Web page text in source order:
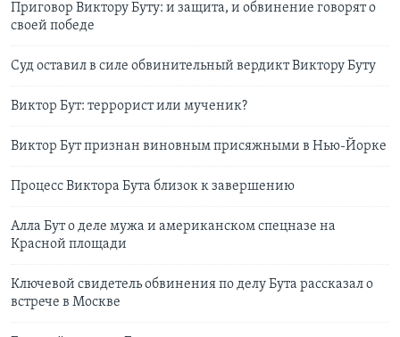
Приговор Виктору Буту: и защита, и обвинение говорят о
своей победе
Суд оставил в силе обвинительный вердикт Виктору Буту
Виктор Бут: террорист или мученик?
Виктор Бут признан виновным присяжными в Нью-Йорке
Процесс Виктора Бута близок к завершению
Алла Бут о деле мужа и американском спецназе на
Красной площади
Ключевой свидетель обвинения по делу Бута рассказал о
встрече в Москве